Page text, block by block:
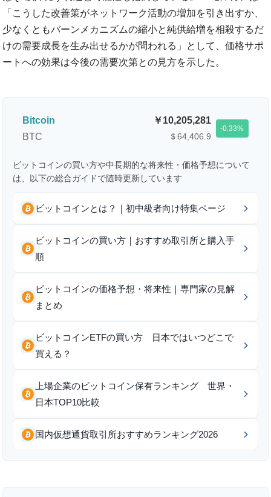
「こうした改善策がネットワーク活動の増加を引き出すか、
少なくともバーンメカニズムの縮小と純供給増を相殺するだ
けの需要成長を生み出せるかが問われる」として、価格サポ
ートへの効果は今後の需要次第との見方を示した。
Bitcoin
BTC
10,205,281
＄64,406.9
-0.33
ビットコインの買い方や中長期的な将来性・価格予想について
は、以下の総合ガイドで随時更新しています
ビットコインとは？｜初中級者向け特集ページ
ビットコインの買い方｜おすすめ取引所と購入手
順
ビットコインの価格予想・将来性｜専門家の見解
まとめ
ビットコインETFの買い方 日本ではいつどこで
買える？
上場企業のビットコイン保有ランキング 世界・
日本TOP10比較
国内仮想通貨取引所おすすめランキング2026